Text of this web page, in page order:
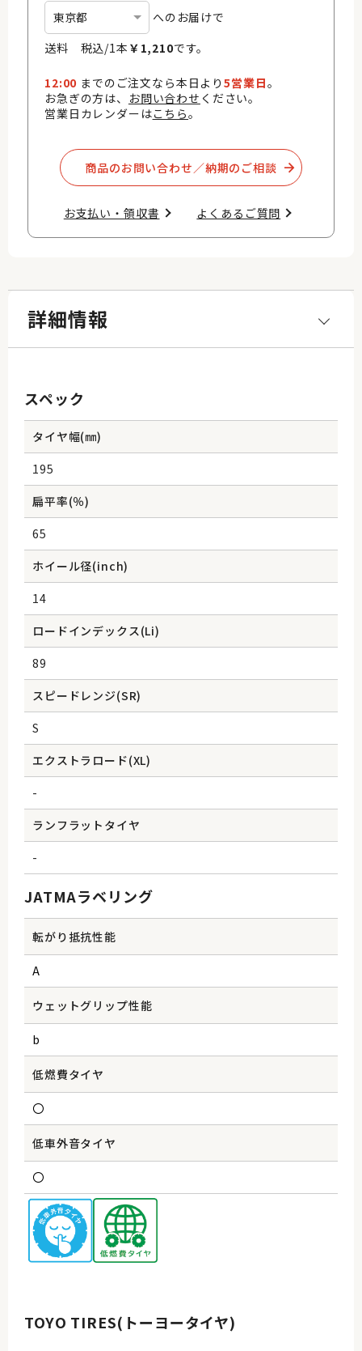
へのお届けで
送料 税込/1本 ￥ 1,210です。
12:00 までのご注文なら本日より5営業日。
お急ぎの方は、 お問い合わせ ください。
営業日カレンダーはこちら。
商品のお問い合わせ／納期のご相談​
お支払い・領収書​ よくあるご質問​
詳細情報
スペック
タイヤ幅(㎜)
195
扁平率(％)
65
ホイール径(inch)
14
ロードインデックス(Li)
89
スピードレンジ(SR)
S
エクストラロード(XL)
-
ランフラットタイヤ
-
JATMAラベリング
転がり抵抗性能
A
ウェットグリップ性能
b
低燃費タイヤ
〇
低車外音タイヤ
〇
TOYO TIRES(トーヨータイヤ)